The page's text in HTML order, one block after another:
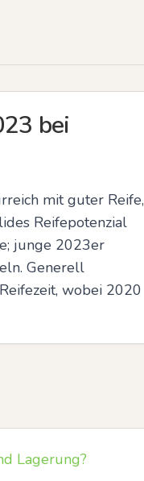
bei
mit guter Reife,
Reifepotenzial
junge 2023er
Generell
wobei 2020
Lagerung?